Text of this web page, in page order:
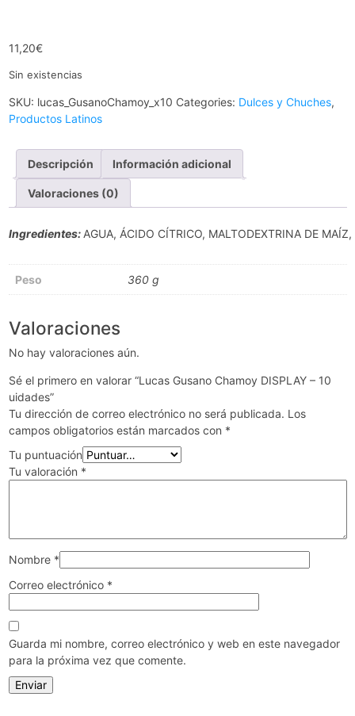
11,20€
Sin existencias
SKU: lucas_GusanoChamoy_x10 Categories: Dulces y Chuches,
Productos Latinos
Descripción Información adicional
Valoraciones (0)
Ingredientes: AGUA, ÁCIDO CÍTRICO, MALTODEXTRINA DE
Peso 360 g
Valoraciones
No hay valoraciones aún.
Sé el primero en valorar “Lucas Gusano Chamoy DISPLAY – 10
uidades”
Tu dirección de correo electrónico no será publicada. Los
campos obligatorios están marcados con *
Tu puntuación
Tu valoración *
Nombre *
Correo electrónico *
Guarda mi nombre, correo electrónico y web en este navegador
para la próxima vez que comente.